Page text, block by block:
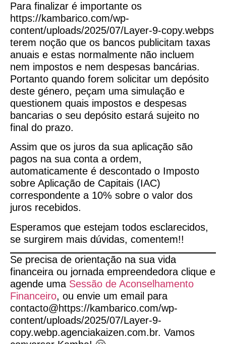
Para finalizar é importante os
https://kambarico.com/wp-
content/uploads/2025/07/Layer-9-copy.webps
terem noção que os bancos publicitam taxas
anuais e estas normalmente não incluem
nem impostos e nem despesas bancárias.
Portanto quando forem solicitar um depósito
deste género, peçam uma simulação e
questionem quais impostos e despesas
bancarias o seu depósito estará sujeito no
final do prazo.
Assim que os juros da sua aplicação são
pagos na sua conta a ordem,
automaticamente é descontado o Imposto
sobre Aplicação de Capitais (IAC)
correspondente a 10% sobre o valor dos
juros recebidos.
Esperamos que estejam todos esclarecidos,
se surgirem mais dúvidas, comentem!!
Se precisa de orientação na sua vida
financeira ou jornada empreendedora clique e
agende uma Sessão de Aconselhamento
Financeiro, ou envie um email para
contacto@https://kambarico.com/wp-
content/uploads/2025/07/Layer-9-
copy.webp.agenciakaizen.com.br. Vamos